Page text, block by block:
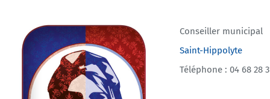
Conseiller municipal
Saint-Hippolyte
Téléphone : 04 68 28